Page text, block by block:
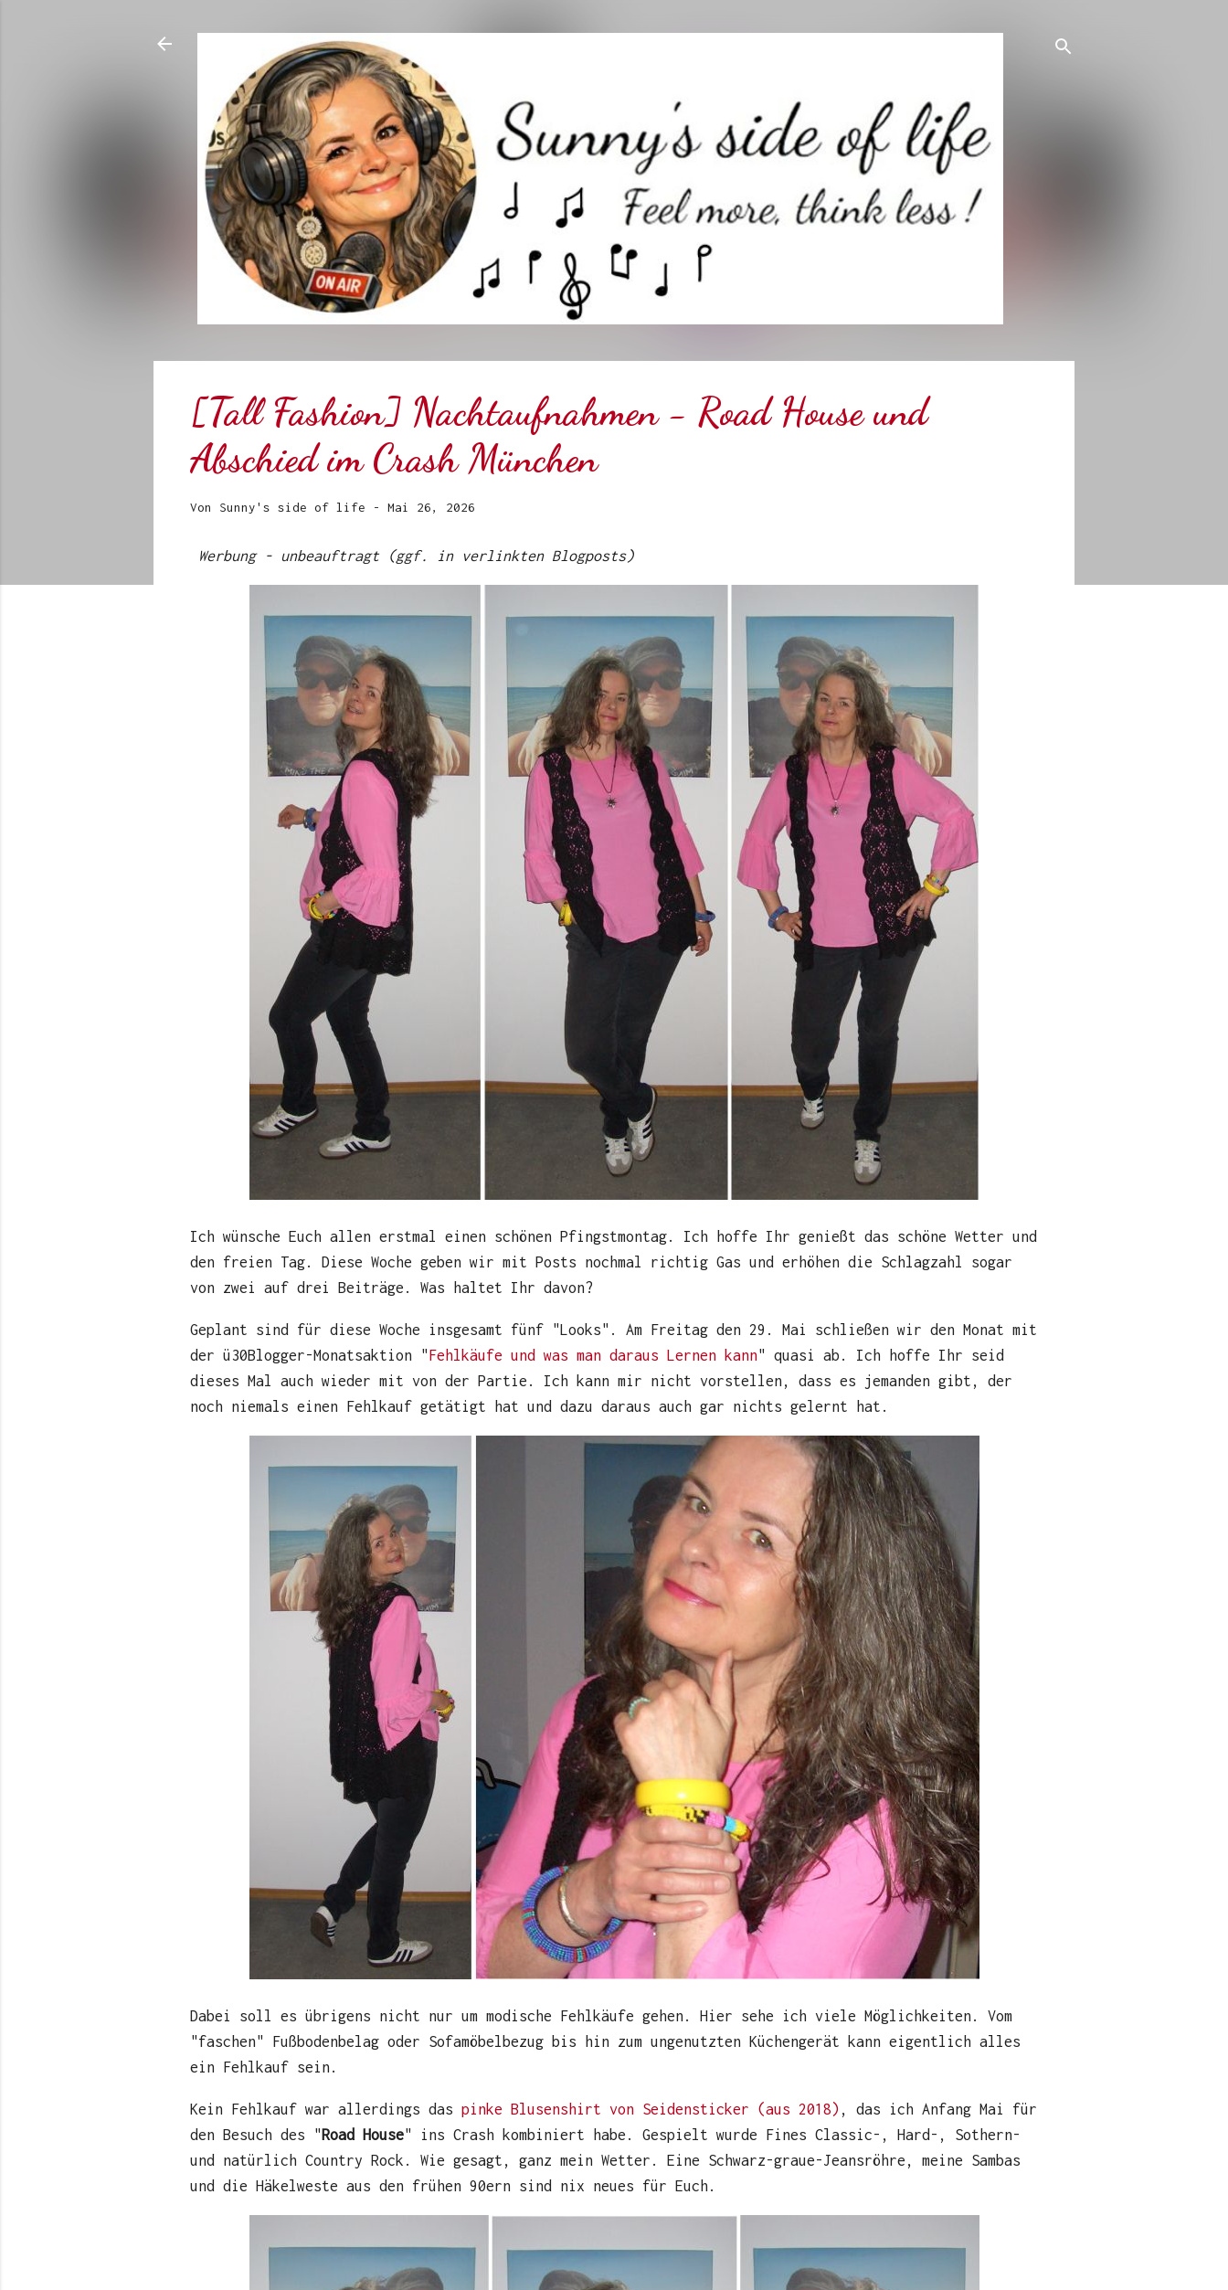
[Tall Fashion] Nachtaufnahmen - Road House und
Abschied im Crash München
Von Sunny's side of life - Mai 26, 2026
Werbung - unbeauftragt (ggf. in verlinkten Blogposts)
Ich wünsche Euch allen erstmal einen schönen Pfingstmontag. Ich hoffe Ihr genießt das schöne Wetter und
den freien Tag. Diese Woche geben wir mit Posts nochmal richtig Gas und erhöhen die Schlagzahl sogar
von zwei auf drei Beiträge. Was haltet Ihr davon?
Geplant sind für diese Woche insgesamt fünf "Looks". Am Freitag den 29. Mai schließen wir den Monat mit
der ü30Blogger-Monatsaktion "Fehlkäufe und was man daraus Lernen kann" quasi ab. Ich hoffe Ihr seid
dieses Mal auch wieder mit von der Partie. Ich kann mir nicht vorstellen, dass es jemanden gibt, der
noch niemals einen Fehlkauf getätigt hat und dazu daraus auch gar nichts gelernt hat.
Dabei soll es übrigens nicht nur um modische Fehlkäufe gehen. Hier sehe ich viele Möglichkeiten. Vom
"faschen" Fußbodenbelag oder Sofamöbelbezug bis hin zum ungenutzten Küchengerät kann eigentlich alles
ein Fehlkauf sein.
Kein Fehlkauf war allerdings das pinke Blusenshirt von Seidensticker (aus 2018) , das ich Anfang Mai für
den Besuch des "Road House" ins Crash kombiniert habe. Gespielt wurde Fines Classic-, Hard-, Sothern-
und natürlich Country Rock. Wie gesagt, ganz mein Wetter. Eine Schwarz-graue-Jeansröhre, meine Sambas
und die Häkelweste aus den frühen 90ern sind nix neues für Euch.